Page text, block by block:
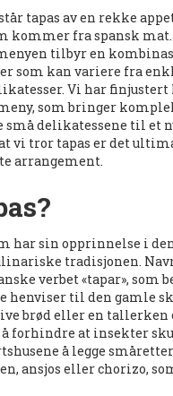
tapas av en rekke
kommer fra spansk mat.
tilbyr en
som kan variere fra
Vi har finjustert
som bringer
små delikatessene til et
vi tror tapas er det
arrangement.
har sin opprinnelse i
tradisjonen.
verbet «tapar», som
henviser til den gamle
brød eller en tallerken
forhindre at insekter
å legge
ansjos eller chorizo,